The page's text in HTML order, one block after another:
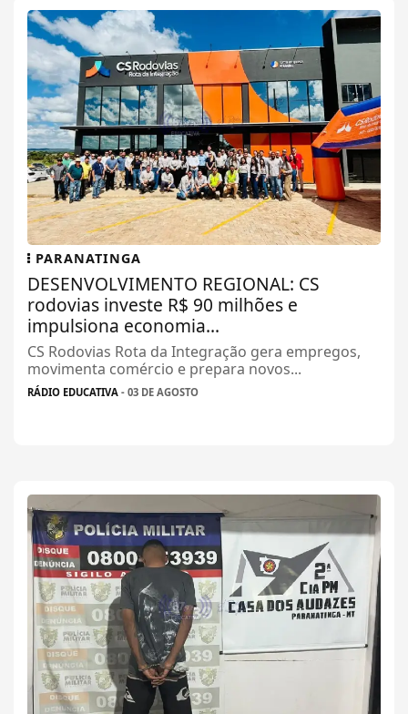
PARANATINGA
DESENVOLVIMENTO REGIONAL: CS
rodovias investe R$ 90 milhões e
impulsiona economia...
CS Rodovias Rota da Integração gera empregos,
movimenta comércio e prepara novos...
RÁDIO EDUCATIVA - 03 DE AGOSTO